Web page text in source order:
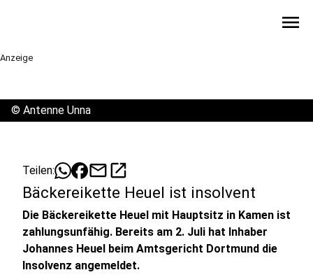
menu
Anzeige
© Antenne Unna
Teilen: mailopen_in_new
Bäckereikette Heuel ist insolvent
Die Bäckereikette Heuel mit Hauptsitz in Kamen ist
zahlungsunfähig. Bereits am 2. Juli hat Inhaber
Johannes Heuel beim Amtsgericht Dortmund die
Insolvenz angemeldet.